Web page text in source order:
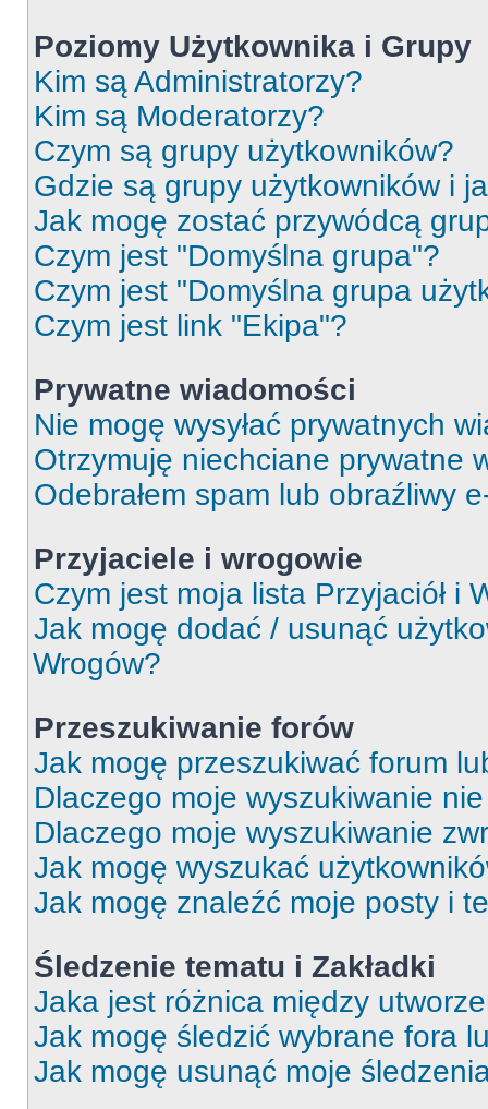
Poziomy Użytkownika i Grupy
Kim są Administratorzy?
Kim są Moderatorzy?
Czym są grupy użytkowników?
Gdzie są grupy użytkowników i
Jak mogę zostać przywódcą
Czym jest "Domyślna grupa"?
Czym jest "Domyślna grupa
Czym jest link "Ekipa"?
Prywatne wiadomości
Nie mogę wysyłać prywatnych
Otrzymuję niechciane prywatne
Odebrałem spam lub obraźliwy
Przyjaciele i wrogowie
Czym jest moja lista Przyjaciół i
Jak mogę dodać / usunąć
Wrogów?
Przeszukiwanie forów
Jak mogę przeszukiwać forum
Dlaczego moje wyszukiwanie
Dlaczego moje wyszukiwanie
Jak mogę wyszukać
Jak mogę znaleźć moje posty i
Śledzenie tematu i Zakładki
Jaka jest różnica między
Jak mogę śledzić wybrane fora
Jak mogę usunąć moje